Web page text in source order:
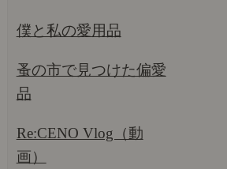
僕と私の愛用品
蚤の市で見つけた偏愛
品
Re:CENO Vlog（動
画）